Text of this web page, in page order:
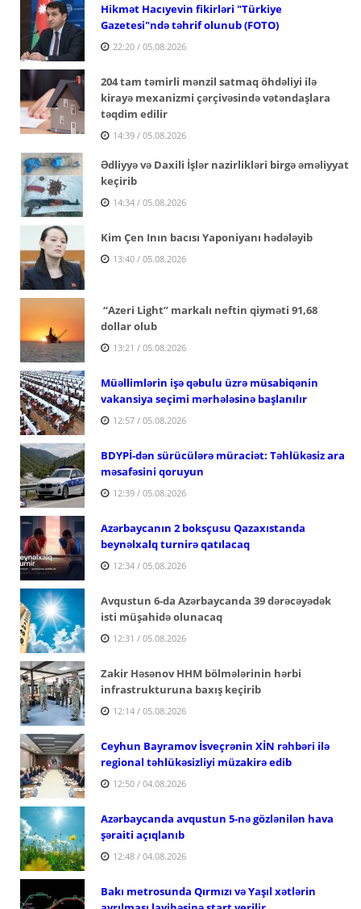
Hikmət Hacıyevin fikirləri "Türkiye
Gazetesi"ndə təhrif olunub (FOTO)
22:20 / 05.08.2026
204 tam təmirli mənzil satmaq öhdəliyi ilə
kirayə mexanizmi çərçivəsində vətəndaşlara
təqdim edilir
14:39 / 05.08.2026
Ədliyyə və Daxili İşlər nazirlikləri birgə əməliyyat
keçirib
14:34 / 05.08.2026
Kim Çen Inın bacısı Yaponiyanı hədələyib
13:40 / 05.08.2026
“Azeri Light” markalı neftin qiyməti 91,68
dollar olub
13:21 / 05.08.2026
Müəllimlərin işə qəbulu üzrə müsabiqənin
vakansiya seçimi mərhələsinə başlanılır
12:57 / 05.08.2026
BDYPİ-dən sürücülərə müraciət: Təhlükəsiz ara
məsafəsini qoruyun
12:39 / 05.08.2026
Azərbaycanın 2 boksçusu Qazaxıstanda
beynəlxalq turnirə qatılacaq
12:34 / 05.08.2026
Avqustun 6-da Azərbaycanda 39 dərəcəyədək
isti müşahidə olunacaq
12:31 / 05.08.2026
Zakir Həsənov HHM bölmələrinin hərbi
infrastrukturuna baxış keçirib
12:14 / 05.08.2026
Ceyhun Bayramov İsveçrənin XİN rəhbəri ilə
regional təhlükəsizliyi müzakirə edib
12:50 / 04.08.2026
Azərbaycanda avqustun 5-nə gözlənilən hava
şəraiti açıqlanıb
12:48 / 04.08.2026
Bakı metrosunda Qırmızı və Yaşıl xətlərin